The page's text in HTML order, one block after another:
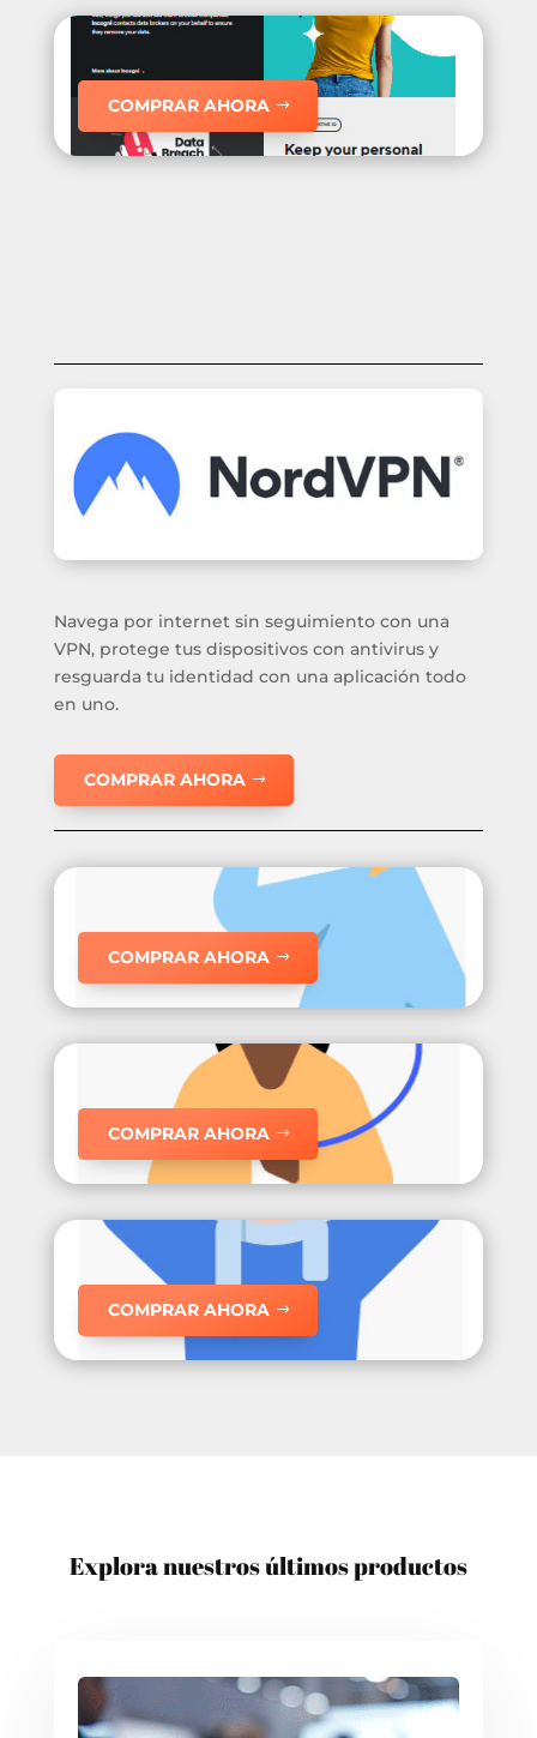
COMPRAR AHORA
Navega por internet sin seguimiento con una
VPN, protege tus dispositivos con antivirus y
resguarda tu identidad con una aplicación todo
en uno.
COMPRAR AHORA
COMPRAR AHORA
COMPRAR AHORA
COMPRAR AHORA
Explora nuestros últimos productos